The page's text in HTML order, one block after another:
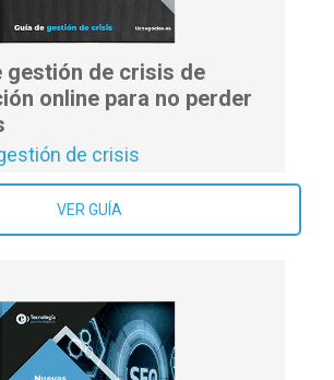
gestión de crisis de
online para no perder
de crisis
VER GUÍA